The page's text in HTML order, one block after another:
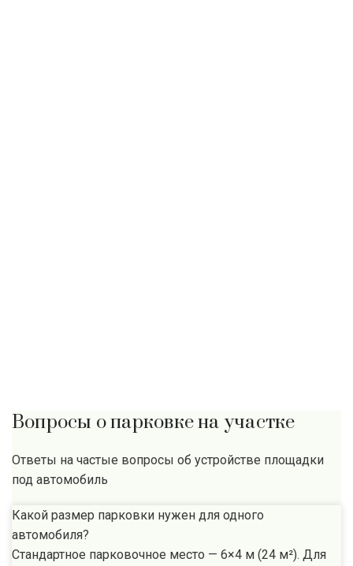
Вопросы о парковке на участке
Ответы на частые вопросы об устройстве площадки
под автомобиль
Какой размер парковки нужен для одного
автомобиля?
Стандартное парковочное место — 6×4 м (24 м²). Для